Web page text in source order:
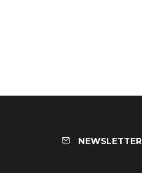
NEWSLETTER